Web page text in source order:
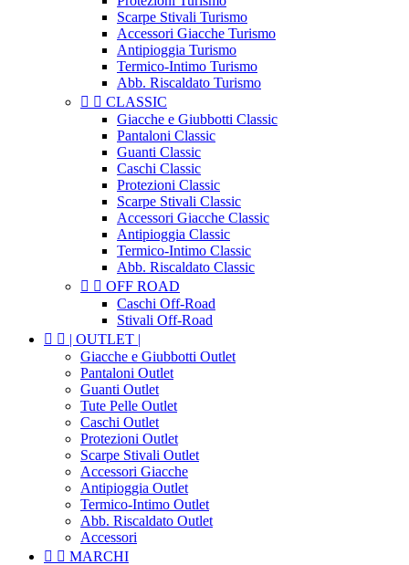
Scarpe Stivali Turismo
Accessori Giacche Turismo
Antipioggia Turismo
Termico-Intimo Turismo
Abb. Riscaldato Turismo
  CLASSIC
Giacche e Giubbotti Classic
Pantaloni Classic
Guanti Classic
Caschi Classic
Protezioni Classic
Scarpe Stivali Classic
Accessori Giacche Classic
Antipioggia Classic
Termico-Intimo Classic
Abb. Riscaldato Classic
  OFF ROAD
Caschi Off-Road
Stivali Off-Road
  | OUTLET |
Giacche e Giubbotti Outlet
Pantaloni Outlet
Guanti Outlet
Tute Pelle Outlet
Caschi Outlet
Protezioni Outlet
Scarpe Stivali Outlet
Accessori Giacche
Antipioggia Outlet
Termico-Intimo Outlet
Abb. Riscaldato Outlet
Accessori
  MARCHI